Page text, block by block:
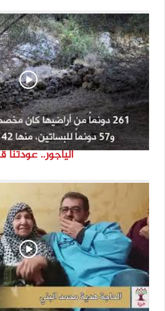
الياجور.. عودتنا